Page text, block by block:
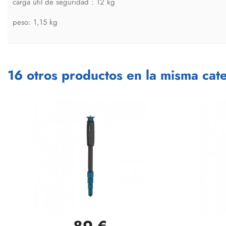
peso: 1,15 kg
16 otros productos en la misma